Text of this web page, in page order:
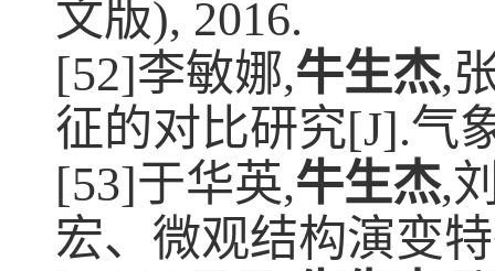
文版), 2016.
[52]李敏娜,牛生杰,
征的对比研究[J].气
[53]于华英,牛生杰,
宏、微观结构演变